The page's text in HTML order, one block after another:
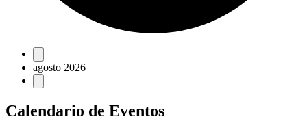
Eventos
agosto 2026
Calendario de Eventos